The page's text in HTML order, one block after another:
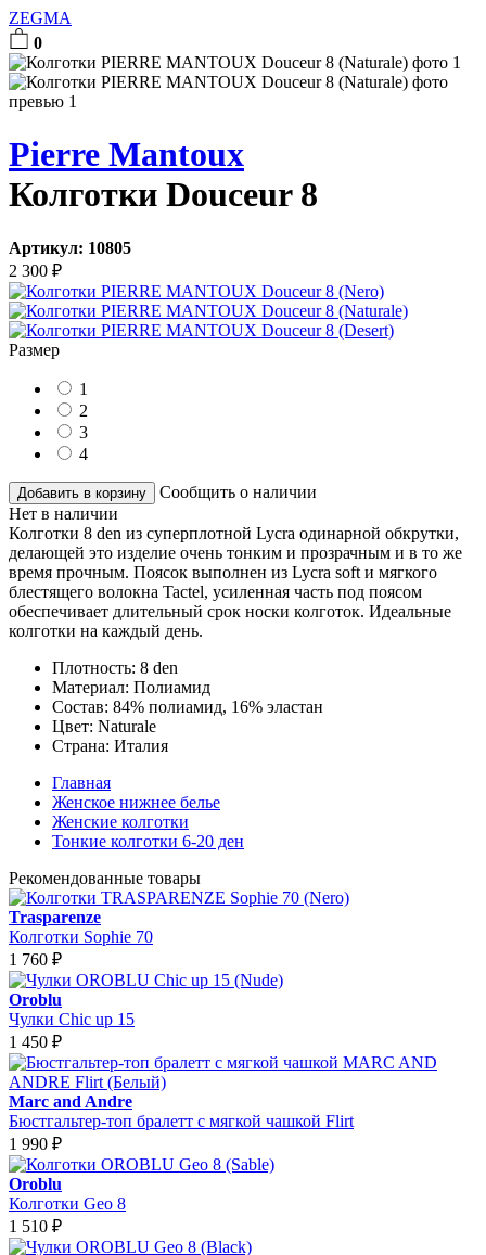
ZEGMA
0
Pierre Mantoux
Колготки Douceur 8
Артикул: 10805
2 300 ₽
Размер
1
2
3
4
Добавить в корзину
Сообщить о наличии
Нет в наличии
Колготки 8 den из суперплотной Lycra одинарной обкрутки,
делающей это изделие очень тонким и прозрачным и в то же
время прочным. Поясок выполнен из Lycra soft и мягкого
блестящего волокна Tactel, усиленная часть под поясом
обеспечивает длительный срок носки колготок. Идеальные
колготки на каждый день.
Плотность: 8 den
Материал: Полиамид
Состав: 84% полиамид, 16% эластан
Цвет: Naturale
Страна: Италия
Главная
Женское нижнее белье
Женские колготки
Тонкие колготки 6-20 ден
Рекомендованные товары
Trasparenze
Колготки Sophie 70
1 760 ₽
Oroblu
Чулки Chic up 15
1 450 ₽
Marc and Andre
Бюстгальтер-топ бралетт с мягкой чашкой Flirt
1 990 ₽
Oroblu
Колготки Geo 8
1 510 ₽